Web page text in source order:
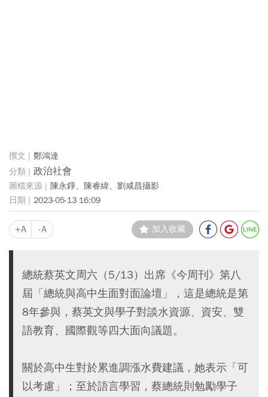
鄭鴻達
政治社會
陳永錚、陳睿緯、劉咸昌攝影
2023-05-13 16:09
+A -A 加入收藏
總統蔡英文周六（5/13）出席《今周刊》第八
屆「總統與高中生面對面論壇」，這是總統是第
8年參與，蔡英文與學子對談水資源、資安、雙
語教育、國際觀等四大面向議題。
關於高中生對於累進調漲水費建議，她表示「可
以考慮」；至於語言學習，蔡總統則勉勵學子